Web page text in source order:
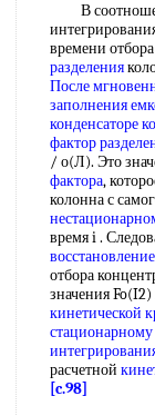
В
времени
разделения
После
заполнения
конденсаторе
фактор
/ о(Л). Это
фактора,
колонна с
время i .
отбора
значения
кинетической
расчетной
[c.98]